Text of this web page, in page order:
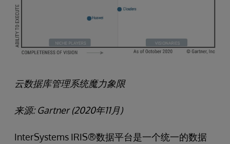
云数据库管理系统魔力象限
来源: Gartner (2020年11月)
InterSystems IRIS®数据平台是一个统一的数据